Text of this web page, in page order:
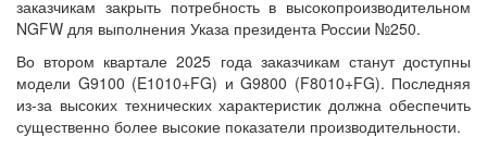
заказчикам закрыть потребность в высокопроизводительном
NGFW для выполнения Указа президента России №250.
Во втором квартале 2025 года заказчикам станут доступны
модели G9100 (E1010+FG) и G9800 (F8010+FG). Последняя
из-за высоких технических характеристик должна обеспечить
существенно более высокие показатели производительности.